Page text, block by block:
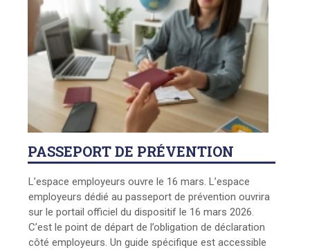
PASSEPORTDE PRÉVENTION
L’espace employeurs ouvre le 16 mars. L’espace
employeurs dédié au passeport de prévention ouvrira
sur le portail officiel du dispositif le 16 mars 2026.
C’est le point de départ de l’obligation de déclaration
côté employeurs. Un guide spécifique est accessible